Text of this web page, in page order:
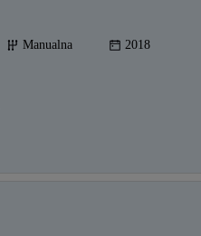
Manualna 2018